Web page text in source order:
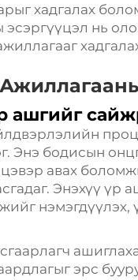
хадгалах
эсэргүүцэл нь
ашгийг
Энэ бодисын
цэвэр авах
Энэхүү үр
нэмэгдүүлэх,
эрс